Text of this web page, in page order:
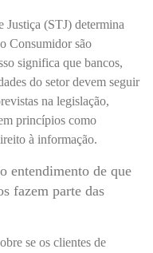
(STJ) determina
Consumidor são
significa que bancos,
do setor devem seguir
na legislação,
princípios como
à informação.
entendimento de que
fazem parte das
se os clientes de